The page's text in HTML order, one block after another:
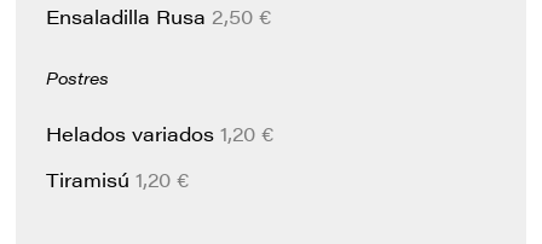
Ensaladilla Rusa 2,50 €
Postres
Helados variados1,20 €
Tiramisú1,20 €